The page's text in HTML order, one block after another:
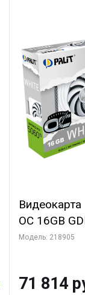
OC 16GB
2FAN RTL
Модель: 218905
71 814